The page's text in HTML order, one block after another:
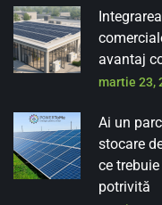
avantaj
martie 23,
Ai un
stocare
ce
potrivită